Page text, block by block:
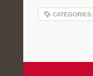
CATEGORIES: